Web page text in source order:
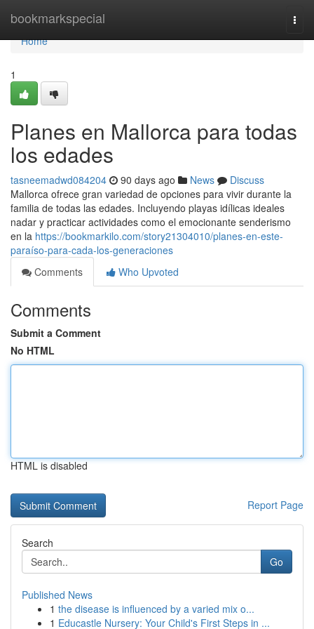
bookmarkspecial
Home
Home
1
Planes en Mallorca para todas
los edades
tasneemadwd084204 90 days ago News
Discuss
Mallorca ofrece gran variedad de opciones para vivir durante la
familia de todas las edades. Incluyendo playas idílicas ideales
nadar y practicar actividades como el emocionante senderismo
en la https://bookmarkilo.com/story21304010/planes-en-este-
paraíso-para-cada-los-generaciones
Comments
Who Upvoted
Comments
Submit a Comment
No HTML
HTML is disabled
Report Page
Search
Go
Published News
1 the disease is influenced by a varied mix o...
1 Educastle Nursery: Your Child's First Steps in ...